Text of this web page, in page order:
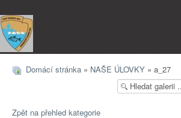
Domácí stránka » NAŠE ÚLOVKY » a_27
Zpět na přehled kategorie